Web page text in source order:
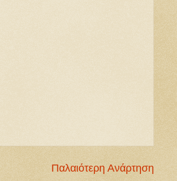
Παλαιότερη Ανάρτηση